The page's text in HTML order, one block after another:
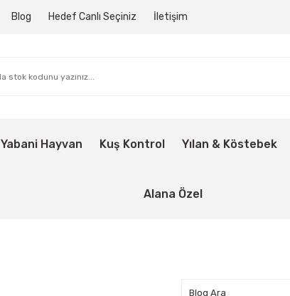
Blog Hedef Canlı Seçiniz İletişim
Yabani Hayvan Kuş Kontrol Yılan & Köstebek
Alana Özel